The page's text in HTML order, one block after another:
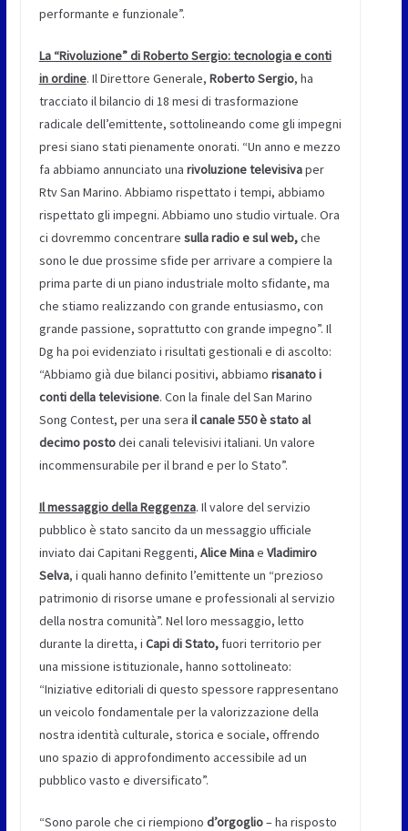
performante e funzionale”.
La “Rivoluzione” di Roberto Sergio: tecnologia e conti
in ordine. Il Direttore Generale, Roberto Sergio, ha
tracciato il bilancio di 18 mesi di trasformazione
radicale dell’emittente, sottolineando come gli impegni
presi siano stati pienamente onorati. “Un anno e mezzo
fa abbiamo annunciato una rivoluzione televisivaper
Rtv San Marino. Abbiamo rispettato i tempi, abbiamo
rispettato gli impegni. Abbiamo uno studio virtuale. Ora
ci dovremmo concentrare sulla radio e sul web,che
sono le due prossime sfide per arrivare a compiere la
prima parte di un piano industriale molto sfidante, ma
che stiamo realizzando con grande entusiasmo, con
grande passione, soprattutto con grande impegno”. Il
Dg ha poi evidenziato i risultati gestionali e di ascolto:
“Abbiamo già due bilanci positivi, abbiamo risanato i
conti della televisione. Con la finale del San Marino
Song Contest, per una sera il canale 550 è stato al
decimo postodei canali televisivi italiani. Un valore
incommensurabile per il brand e per lo Stato”.
Il messaggio della Reggenza. Il valore del servizio
pubblico è stato sancito da un messaggio ufficiale
inviato dai Capitani Reggenti, Alice Minae Vladimiro
Selva, i quali hanno definito l’emittente un “prezioso
patrimonio di risorse umane e professionali al servizio
della nostra comunità”. Nel loro messaggio, letto
durante la diretta, i Capi di Stato, fuori territorio per
una missione istituzionale, hanno sottolineato:
“Iniziative editoriali di questo spessore rappresentano
un veicolo fondamentale per la valorizzazione della
nostra identità culturale, storica e sociale, offrendo
uno spazio di approfondimento accessibile ad un
pubblico vasto e diversificato”.
“Sono parole che ci riempiono d’orgoglio– ha risposto